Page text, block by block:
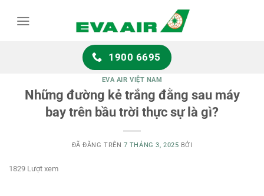
1900 6695
EVA AIR VIỆT NAM
Những đường kẻ trắng đằng sau máy
bay trên bầu trời thực sự là gì?
ĐÃ ĐĂNG TRÊN 7 THÁNG 3, 2025 BỞI
1829 Lượt xem